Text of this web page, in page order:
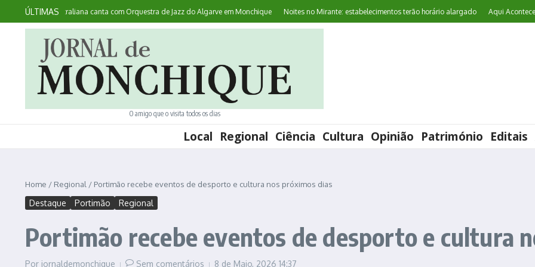
Ir para o conteúdo
ÚLTIMAS
australiana canta com Orquestra de Jazz do Algarve em Monchique Noites no Mirante: estabelecimentos terão horário alargado Aqui Acontece:
O amigo que o visita todos os dias
Local Regional Ciência Cultura Opinião Património Editais
Home / Regional / Portimão recebe eventos de desporto e cultura nos próximos dias
Destaque Portimão Regional
Portimão recebe eventos de desporto e cultura
Por jornaldemonchique Sem comentários 8 de Maio, 2026 14:37